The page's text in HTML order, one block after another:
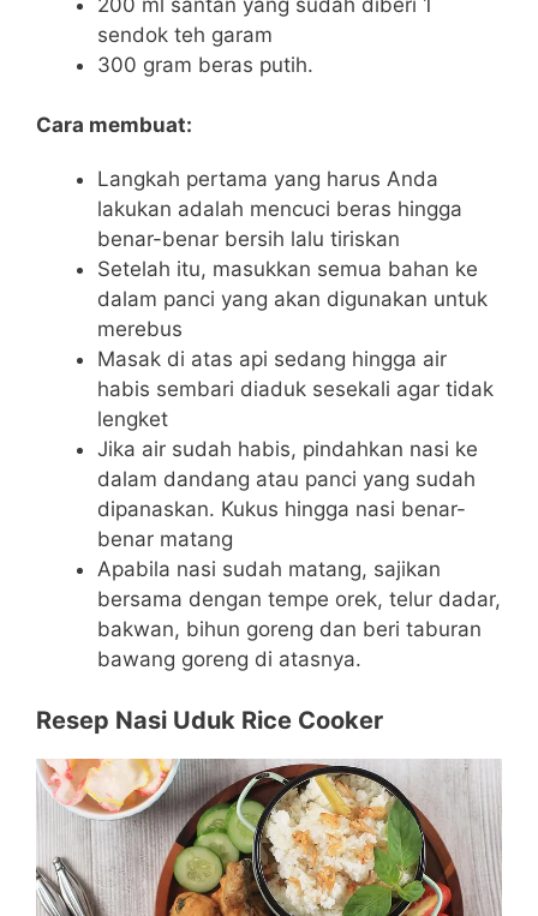
sendok teh garam
300 gram beras putih.
Cara membuat:
Langkah pertama yang harus Anda
lakukan adalah mencuci beras hingga
benar-benar bersih lalu tiriskan
Setelah itu, masukkan semua bahan ke
dalam panci yang akan digunakan untuk
merebus
Masak di atas api sedang hingga air
habis sembari diaduk sesekali agar tidak
lengket
Jika air sudah habis, pindahkan nasi ke
dalam dandang atau panci yang sudah
dipanaskan. Kukus hingga nasi benar-
benar matang
Apabila nasi sudah matang, sajikan
bersama dengan tempe orek, telur dadar,
bakwan, bihun goreng dan beri taburan
bawang goreng di atasnya.
Resep Nasi Uduk Rice Cooker